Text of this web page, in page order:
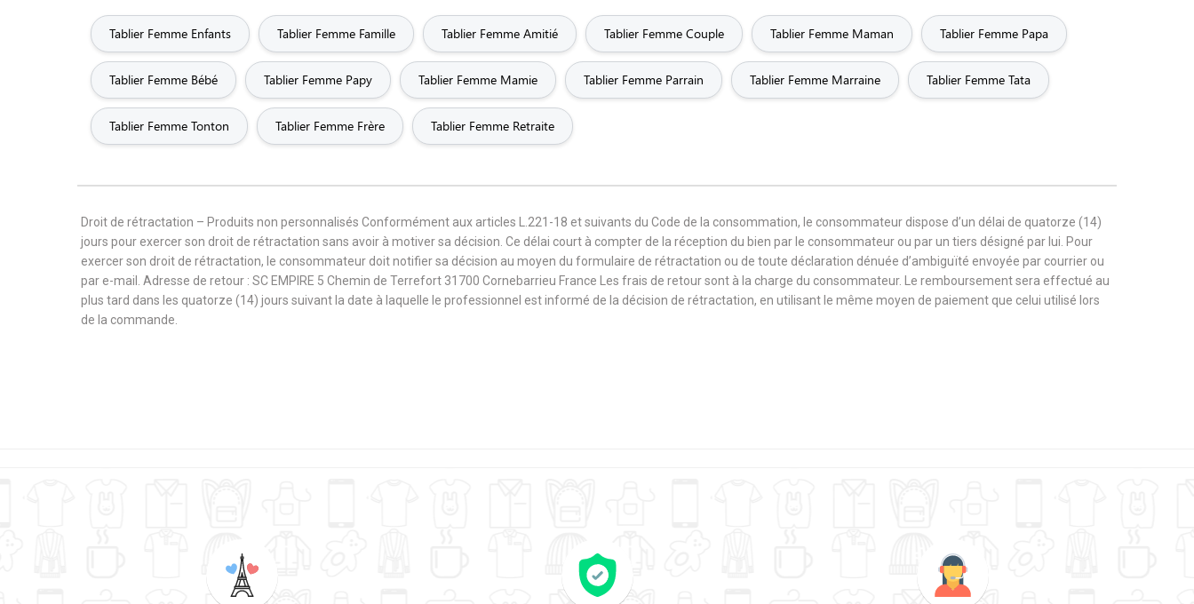
Tablier Femme Enfants Tablier Femme Famille Tablier Femme Amitié Tablier Femme Couple Tablier Femme Maman Tablier Femme Papa
Tablier Femme Bébé Tablier Femme Papy Tablier Femme Mamie Tablier Femme Parrain Tablier Femme Marraine Tablier Femme Tata
Tablier Femme Tonton Tablier Femme Frère Tablier Femme Retraite
Droit de rétractation – Produits non personnalisés Conformément aux articles L.221-18 et suivants du Code de la consommation, le consommateur dispose d’un délai de quatorze (14)
jours pour exercer son droit de rétractation sans avoir à motiver sa décision. Ce délai court à compter de la réception du bien par le consommateur ou par un tiers désigné par lui. Pour
exercer son droit de rétractation, le consommateur doit notifier sa décision au moyen du formulaire de rétractation ou de toute déclaration dénuée d’ambiguïté envoyée par courrier ou
par e-mail. Adresse de retour : SC EMPIRE 5 Chemin de Terrefort 31700 Cornebarrieu France Les frais de retour sont à la charge du consommateur. Le remboursement sera effectué au
plus tard dans les quatorze (14) jours suivant la date à laquelle le professionnel est informé de la décision de rétractation, en utilisant le même moyen de paiement que celui utilisé lors
de la commande.